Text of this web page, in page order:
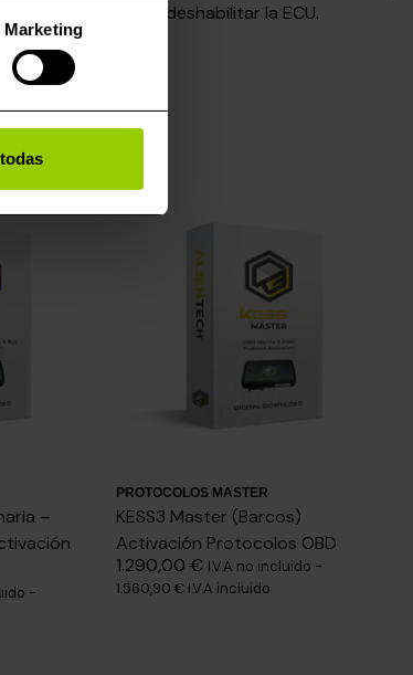
Marketing
estos podrían deshabilitar la ECU.
–
-
PROTOCOLOS MASTER
KESS3 Master (Barcos)
Activación Protocolos OBD
1.290,00€ I.V.A no incluido -
1.560,90€ I.V.A incluido